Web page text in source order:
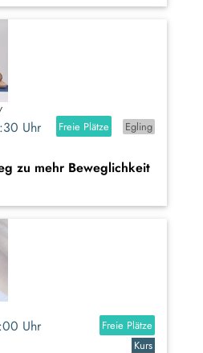
Uhr Freie Plätze
Egling
zu mehr Beweglichkeit
Uhr
Freie Plätze
Kurs